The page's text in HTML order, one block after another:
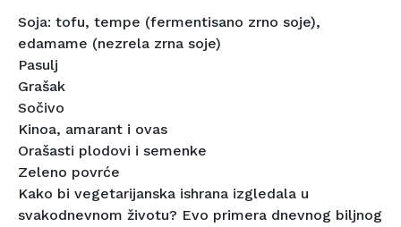
Soja: tofu, tempe (fermentisano zrno soje),
edamame (nezrela zrna soje)
Pasulj
Grašak
Sočivo
Kinoa, amarant i ovas
Orašasti plodovi i semenke
Zeleno povrće
Kako bi vegetarijanska ishrana izgledala u
svakodnevnom životu? Evo primera dnevnog biljnog